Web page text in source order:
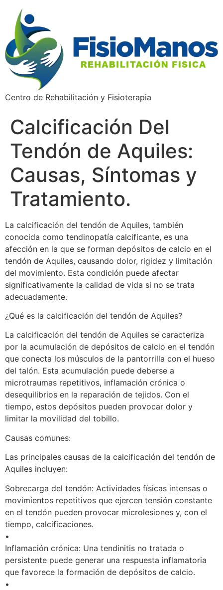
Centro de Rehabilitación y Fisioterapia
Calcificación Del
Tendón de Aquiles:
Causas, Síntomas y
Tratamiento.
La calcificación del tendón de Aquiles, también
conocida como tendinopatía calcificante, es una
afección en la que se forman depósitos de calcio en el
tendón de Aquiles, causando dolor, rigidez y limitación
del movimiento. Esta condición puede afectar
significativamente la calidad de vida si no se trata
adecuadamente.
¿Qué es la calcificación del tendón de Aquiles?
La calcificación del tendón de Aquiles se caracteriza
por la acumulación de depósitos de calcio en el tendón
que conecta los músculos de la pantorrilla con el hueso
del talón. Esta acumulación puede deberse a
microtraumas repetitivos, inflamación crónica o
desequilibrios en la reparación de tejidos. Con el
tiempo, estos depósitos pueden provocar dolor y
limitar la movilidad del tobillo.
Causas comunes:
Las principales causas de la calcificación del tendón de
Aquiles incluyen:
Sobrecarga del tendón: Actividades físicas intensas o
movimientos repetitivos que ejercen tensión constante
en el tendón pueden provocar microlesiones y, con el
tiempo, calcificaciones.
•
Inflamación crónica: Una tendinitis no tratada o
persistente puede generar una respuesta inflamatoria
que favorece la formación de depósitos de calcio.
•